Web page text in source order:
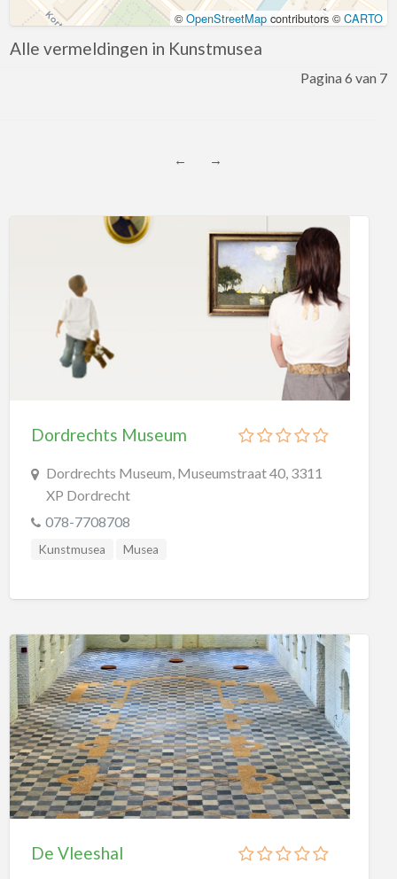
September
paintballen
Ambachtsmusea
Cultuurhistorische Musea
Kunstmusea
Natuurmusea
Openluchtmusea
Wetenschapsmusea
Overig
Planetariums
Overdekte Speeltuinen
Sport
Bowling
Duiken
Golf
Kartbanen
Lasergame
©OpenStreetMap contributors ©CARTO
Alle vermeldingen in Kunstmusea
Pagina 6 van 7
← →
Dordrechts Museum
Dordrechts Museum, Museumstraat 40, 3311
XP Dordrecht
078-7708708
Kunstmusea Musea
De Vleeshal